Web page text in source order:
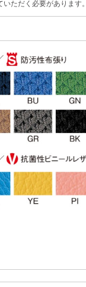
ただく必要があります。